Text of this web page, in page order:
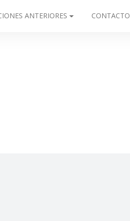
ANTERIORES CONTACTO